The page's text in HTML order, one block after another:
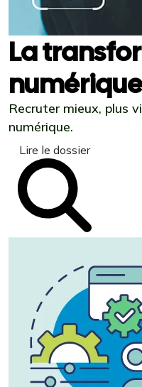
La
numérique
Recruter mieux, plus
numérique.
Lire le dossier